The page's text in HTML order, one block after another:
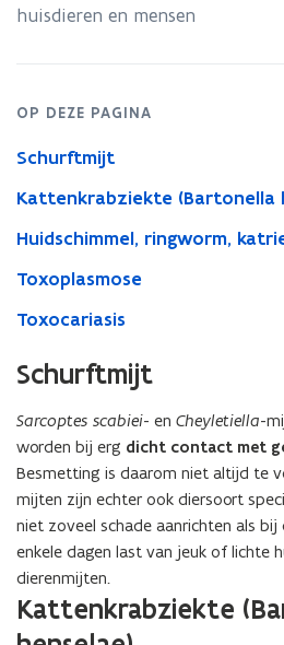
huisdieren en mensen
OP DEZE PAGINA
Schurftmijt
Kattenkrabziekte (Bartonella
Huidschimmel, ringworm,
Toxoplasmose
Toxocariasis
Schurftmijt
Sarcoptes scabiei- en Cheyletiella-
worden bij erg dicht contact met
Besmetting is daarom niet altijd te
mijten zijn echter ook diersoort
niet zoveel schade aanrichten als
enkele dagen last van jeuk of lichte
dierenmijten.
Kattenkrabziekte